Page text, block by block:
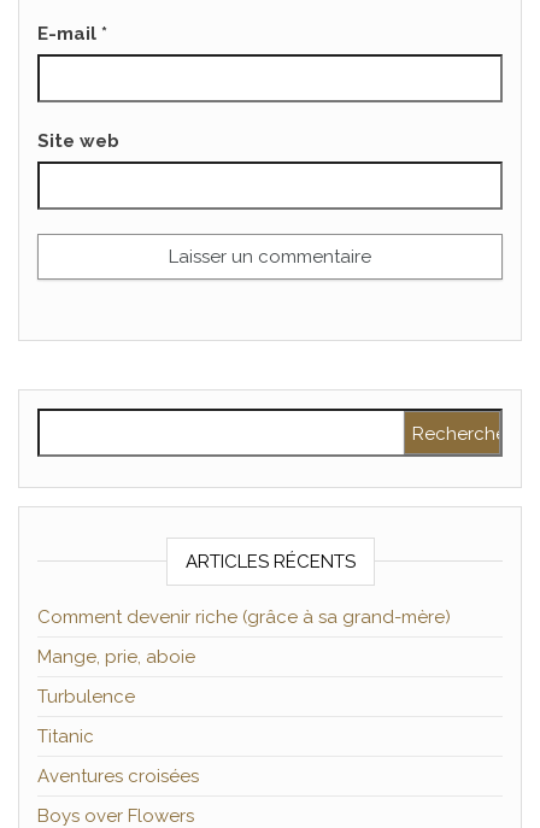
E-mail *
Site web
ARTICLES RÉCENTS
Comment devenir riche (grâce à sa grand-mère)
Mange, prie, aboie
Turbulence
Titanic
Aventures croisées
Boys over Flowers